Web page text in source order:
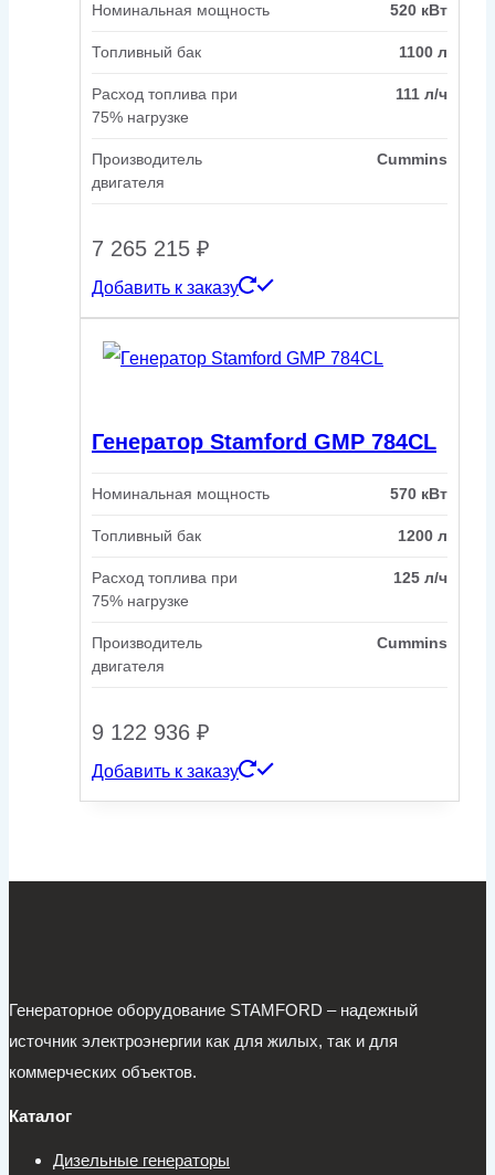
Номинальная мощность 520 кВт
Топливный бак 1100 л
Расход топлива при
75% нагрузке
111 л/ч
Производитель
двигателя
Cummins
7 265 215 ₽
Добавить к заказу
Генератор Stamford GMP 784CL
Номинальная мощность 570 кВт
Топливный бак 1200 л
Расход топлива при
75% нагрузке
125 л/ч
Производитель
двигателя
Cummins
9 122 936 ₽
Добавить к заказу
Генераторное оборудование STAMFORD – надежный
источник электроэнергии как для жилых, так и для
коммерческих объектов.
Каталог
Дизельные генераторы